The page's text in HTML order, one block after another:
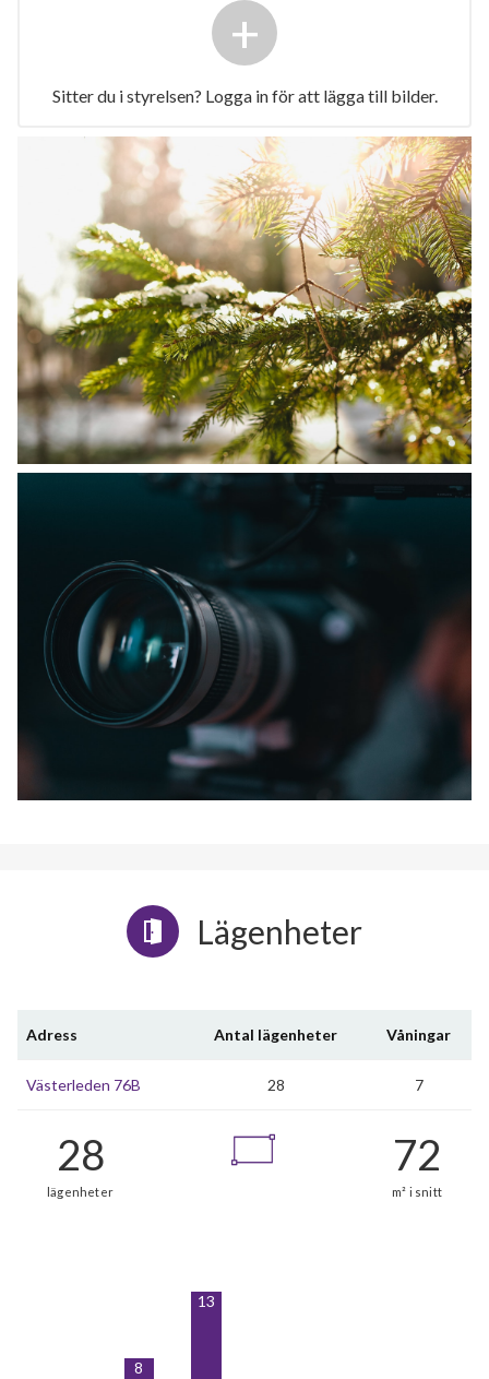
+
Sitter du i styrelsen? Logga in för att lägga till bilder.
Lägenheter
Adress Antal lägenheter Våningar
Västerleden 76B 28 7
8
13